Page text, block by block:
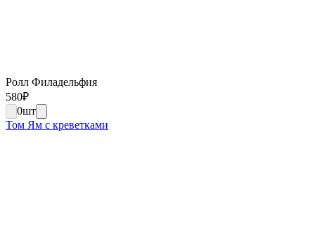
Ролл Филадельфия
580₽
0шт
Том Ям с креветками